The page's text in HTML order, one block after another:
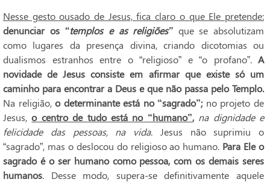
Nesse gesto ousado de Jesus, fica claro o que Ele pretende:
denunciar os “templos e as religiões” que se absolutizam
como lugares da presença divina, criando dicotomias ou
dualismos estranhos entre o “religioso” e “o profano”. A
novidade de Jesus consiste em afirmar que existe só um
caminho para encontrar a Deus e que não passa pelo Templo.
Na religião,o determinante está no “sagrado”; no projeto de
Jesus,o centro de tudo está no “humano”, na dignidade e
felicidade das pessoas, na vida. Jesus não suprimiu o
“sagrado”, mas o deslocou do religioso ao humano. Para Ele o
sagrado é o ser humano como pessoa, com os demais seres
humanos. Desse modo, supera-se definitivamente aquele